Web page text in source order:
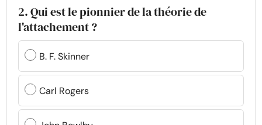
2. Qui est le pionnier de la théorie de
l'attachement ?
B. F. Skinner
Carl Rogers